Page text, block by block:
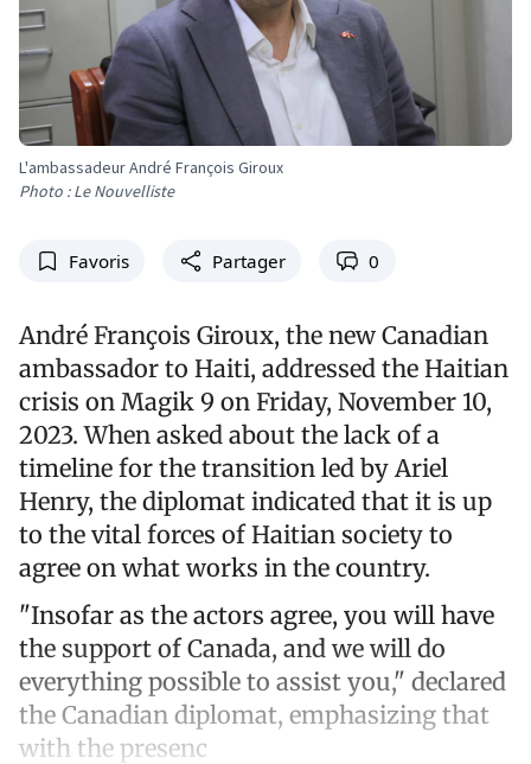
L'ambassadeur André François Giroux
Photo : Le Nouvelliste
Favoris Partager 0
André François Giroux, the new Canadian
ambassador to Haiti, addressed the Haitian
crisis on Magik 9 on Friday, November 10,
2023. When asked about the lack of a
timeline for the transition led by Ariel
Henry, the diplomat indicated that it is up
to the vital forces of Haitian society to
agree on what works in the country.
"Insofar as the actors agree, you will have
the support of Canada, and we will do
everything possible to assist you," declared
the Canadian diplomat, emphasizing that
with the presenc